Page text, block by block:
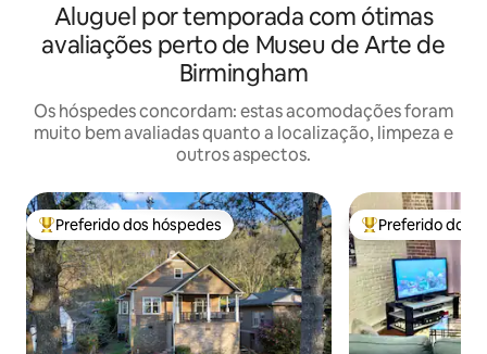
Aluguel por temporada com ótimas
avaliações perto de Museu de Arte de
Birmingham
Os hóspedes concordam: estas acomodações foram
muito bem avaliadas quanto a localização, limpeza e
outros aspectos.
Entre os melhores preferidos dos hóspedes
Preferido dos hóspedes Entre os
Preferido dos